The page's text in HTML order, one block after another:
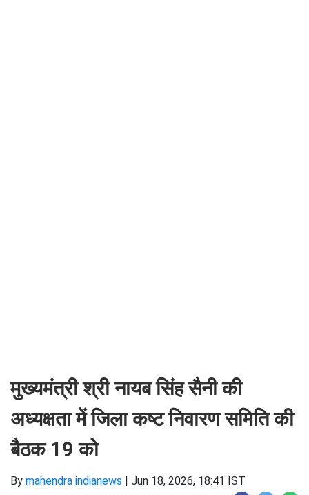
मुख्यमंत्री श्री नायब सिंह सैनी की
अध्यक्षता में जिला कष्ट निवारण समिति की
बैठक 19 को
By mahendra indianews | Jun 18, 2026, 18:41 IST